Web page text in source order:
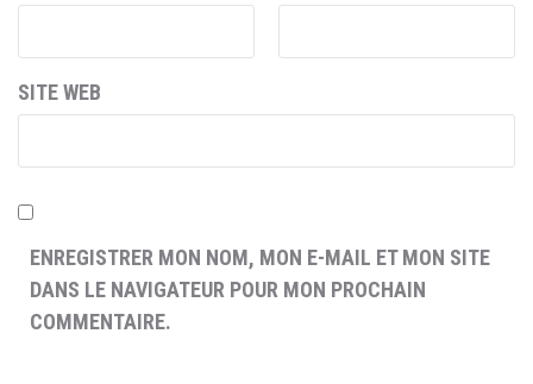
SITE WEB
ENREGISTRER MON NOM, MON E-MAIL ET MON SITE
DANS LE NAVIGATEUR POUR MON PROCHAIN
COMMENTAIRE.